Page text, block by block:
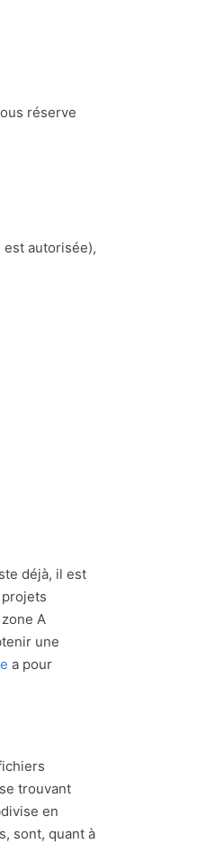
réserve
autorisée),
déjà, il est
A
une
a pour
trouvant
en
sont, quant à